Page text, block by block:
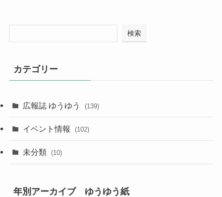
検索
カテゴリー
広報誌 ゆうゆう (139)
イベント情報 (102)
未分類 (10)
年別アーカイブ ゆうゆう紙